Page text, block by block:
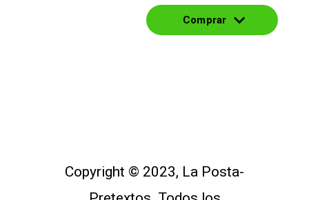
Comprar
Copyright © 2023, La Posta-